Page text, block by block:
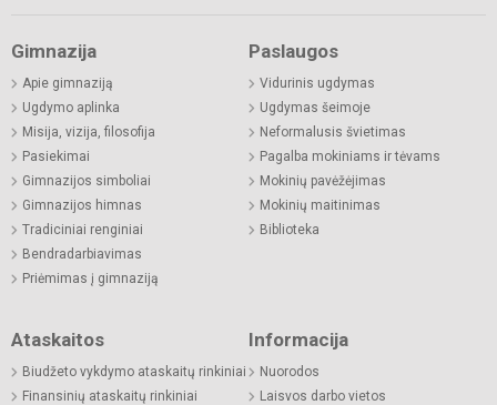
Gimnazija
Apie gimnaziją
Ugdymo aplinka
Misija, vizija, filosofija
Pasiekimai
Gimnazijos simboliai
Gimnazijos himnas
Tradiciniai renginiai
Bendradarbiavimas
Priėmimas į gimnaziją
Paslaugos
Vidurinis ugdymas
Ugdymas šeimoje
Neformalusis švietimas
Pagalba mokiniams ir tėvams
Mokinių pavėžėjimas
Mokinių maitinimas
Biblioteka
Ataskaitos
Biudžeto vykdymo ataskaitų rinkiniai
Finansinių ataskaitų rinkiniai
Informacija
Nuorodos
Laisvos darbo vietos